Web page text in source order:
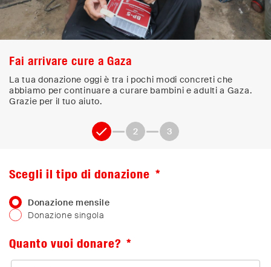
Fai arrivare cure a Gaza
La tua donazione oggi è tra i pochi modi concreti che
abbiamo per continuare a curare bambini e adulti a Gaza.
Grazie per il tuo aiuto.
1 2 3
Scegli il tipo di donazione
Donazione mensile
Donazione singola
Quanto vuoi donare?